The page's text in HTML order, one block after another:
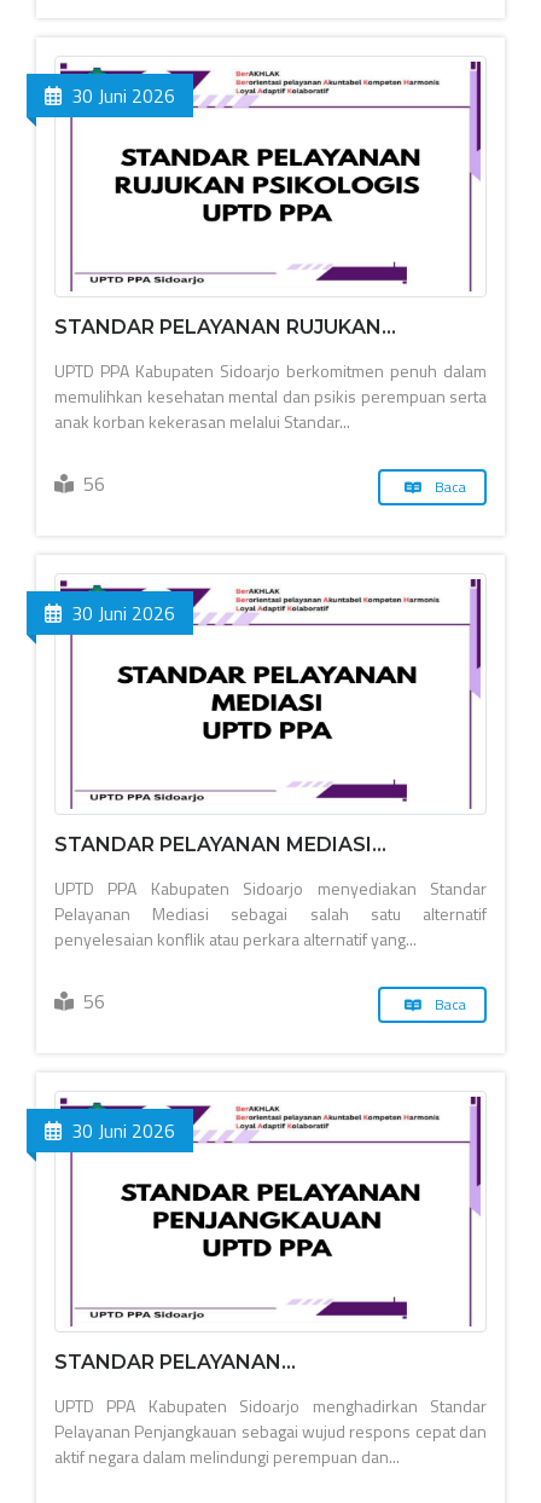
30 Juni 2026
STANDAR PELAYANAN RUJUKAN...
UPTD PPA Kabupaten Sidoarjo berkomitmen penuh dalam
memulihkan kesehatan mental dan psikis perempuan serta
anak korban kekerasan melalui Standar...
56 Baca
30 Juni 2026
STANDAR PELAYANAN MEDIASI...
UPTD PPA Kabupaten Sidoarjo menyediakan Standar
Pelayanan Mediasi sebagai salah satu alternatif
penyelesaian konflik atau perkara alternatif yang...
56 Baca
30 Juni 2026
STANDAR PELAYANAN...
UPTD PPA Kabupaten Sidoarjo menghadirkan Standar
Pelayanan Penjangkauan sebagai wujud respons cepat dan
aktif negara dalam melindungi perempuan dan...